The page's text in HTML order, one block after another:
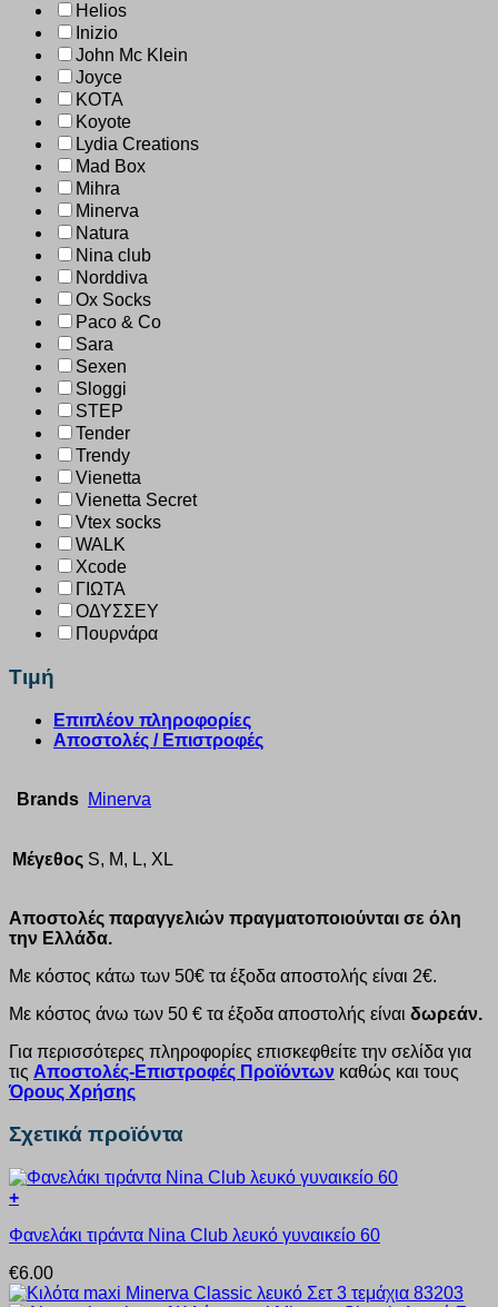
Helios
Inizio
John Mc Klein
Joyce
KOTA
Koyote
Lydia Creations
Mad Box
Mihra
Minerva
Natura
Nina club
Norddiva
Ox Socks
Paco & Co
Sara
Sexen
Sloggi
STEP
Tender
Trendy
Vienetta
Vienetta Secret
Vtex socks
WALK
Xcode
ΓΙΩΤΑ
ΟΔΥΣΣΕΥ
Πουρνάρα
Τιμή
Επιπλέον πληροφορίες
Αποστολές / Επιστροφές
Brands Minerva
Μέγεθος S, M, L, XL
Αποστολές παραγγελιών πραγματοποιούνται σε όλη
την Ελλάδα.
Με κόστος κάτω των 50€ τα έξοδα αποστολής είναι 2€.
Με κόστος άνω των 50 € τα έξοδα αποστολής είναι δωρεάν.
Για περισσότερες πληροφορίες επισκεφθείτε την σελίδα για
τις Αποστολές-Επιστροφές Προϊόντων καθώς και τους
Όρους Χρήσης
Σχετικά προϊόντα
+
το
έχει
πολλαπλές
Φανελάκι τιράντα Nina Club λευκό γυναικείο 60
€6.00